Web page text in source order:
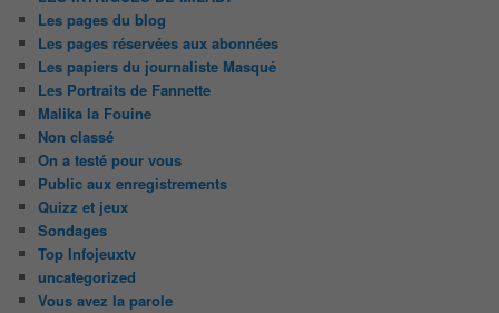
Les pages du blog
Les pages réservées aux abonnées
Les papiers du journaliste Masqué
Les Portraits de Fannette
Malika la Fouine
Non classé
On a testé pour vous
Public aux enregistrements
Quizz et jeux
Sondages
Top Infojeuxtv
uncategorized
Vous avez la parole